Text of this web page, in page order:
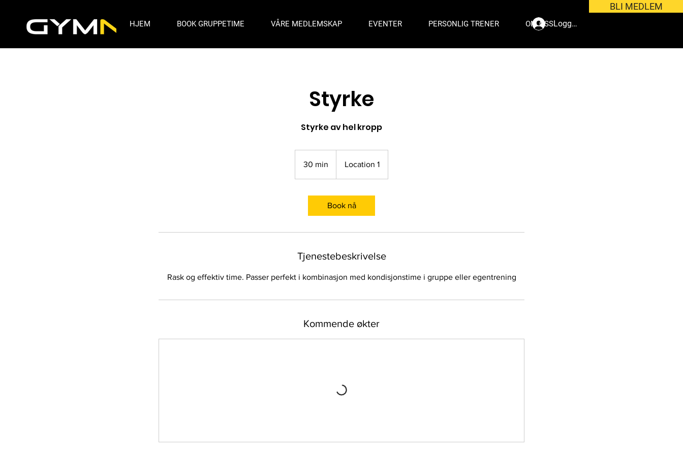
HJEM BOOK GRUPPETIME VÅRE MEDLEMSKAP EVENTER PERSONLIG TRENER OM OSSLogg inn
BLI MEDLEM
Styrke
Styrke av hel kropp
30 min
i
Location 1
Book nå
Tjenestebeskrivelse
Rask og effektiv time. Passer perfekt i kombinasjon med kondisjonstime i gruppe eller egentrening
Kommende økter